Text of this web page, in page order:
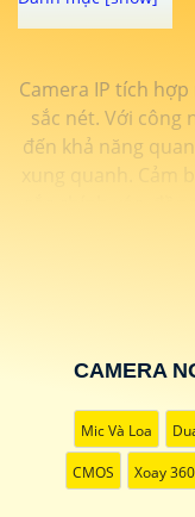
Camera IP tích
sắc nét. Với công
đến khả năng
xung quanh. Cảm
người dùng thấu
động. Sự kết hợp
này, đồng hành
CAMERA
Mic Và Loa
CMOS Xoay 360